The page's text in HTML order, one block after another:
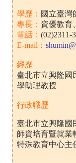
學歷： 國立臺灣
專長： 資優教育
電話：
E-mail：
經歷
臺北市立興隆國
學助理教授
行政職歷
臺北市立興隆國
師資培育暨就業
特殊教育中心主